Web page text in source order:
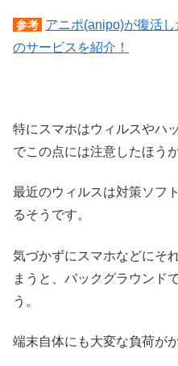
参考 アニポ(anipo)が復活
のサービスを紹介！
特にスマホはウィルスやハ
でこの点には注意したほう
最近のウィルスは対策ソフ
るそうです。
気づかずにスマホなどにそ
まうと、バックグラウンド
う。
端末自体にも大変な負荷が